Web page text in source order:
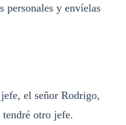
y envíelas
el señor Rodrigo,
tendré otro jefe.